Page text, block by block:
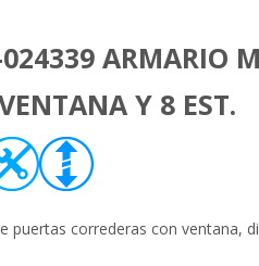
ARMARIO
Y 8 EST.
puertas correderas con ventana,